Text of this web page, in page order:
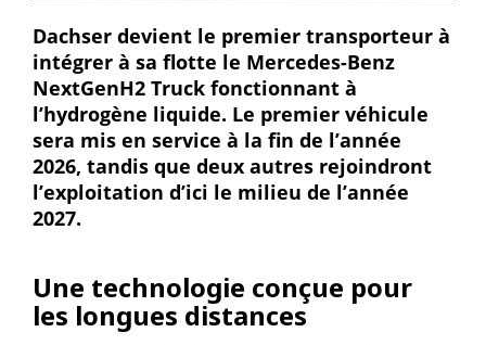
Dachser devient le premier transporteur à
intégrer à sa flotte le Mercedes-Benz
NextGenH2 Truck fonctionnant à
l’hydrogène liquide. Le premier véhicule
sera mis en service à la fin de l’année
2026, tandis que deux autres rejoindront
l’exploitation d’ici le milieu de l’année
2027.
Une technologie conçue pour
les longues distances